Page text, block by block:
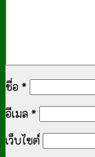
ชื่อ *
อีเมล *
เว็บไซต์